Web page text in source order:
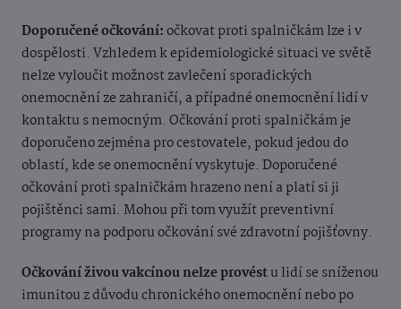
Doporučené očkování:očkovat proti spalničkám lze i v
dospělosti. Vzhledem k epidemiologické situaci ve světě
nelze vyloučit možnost zavlečení sporadických
onemocnění ze zahraničí, a případné onemocnění lidí v
kontaktu s nemocným. Očkování proti spalničkám je
doporučeno zejména pro cestovatele, pokud jedou do
oblastí, kde se onemocnění vyskytuje. Doporučené
očkování proti spalničkám hrazeno není a platí si ji
pojištěnci sami. Mohou při tom využít preventivní
programy na podporu očkování své zdravotní pojišťovny.
Očkování živou vakcínou nelze provéstu lidí se sníženou
imunitou z důvodu chronického onemocnění nebo po